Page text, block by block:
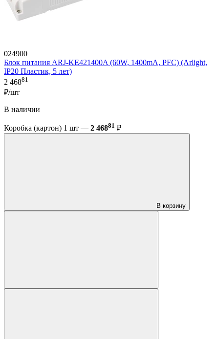
024900
Блок питания ARJ-KE421400A (60W, 1400mA, PFC) (Arlight,
IP20 Пластик, 5 лет)
2 46881
₽/шт
В наличии
Коробка (картон) 1 шт — 2 46881 ₽
В корзину